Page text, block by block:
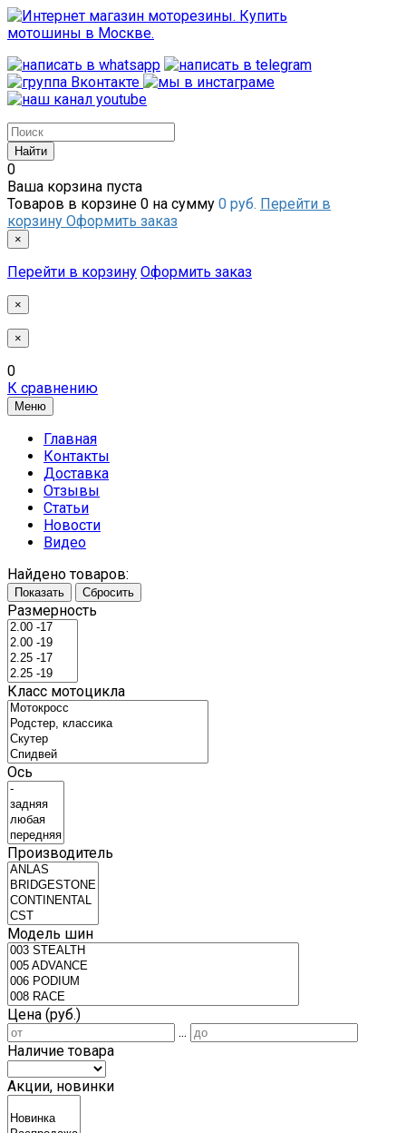
0
Ваша корзина пуста
Товаров в корзине 0 на сумму 0 руб. Перейти в
корзину Оформить заказ
×
Перейти в корзину Оформить заказ
×
×
0
К сравнению
Меню
Главная
Контакты
Доставка
Отзывы
Статьи
Новости
Видео
Найдено товаров:
Показать Сбросить
Размерность
Класс мотоцикла
Ось
Производитель
Модель шин
Цена (руб.)
...
Наличие товара
Акции, новинки